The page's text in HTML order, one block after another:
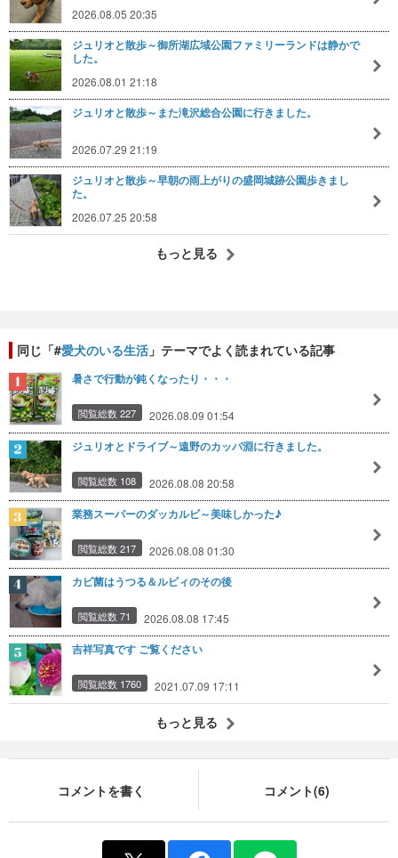
2026.08.05 20:35
ジュリオと散歩～御所湖広域公園ファミリーランドは静かで
した。
2026.08.01 21:18
ジュリオと散歩～また滝沢総合公園に行きました。
2026.07.29 21:19
ジュリオと散歩～早朝の雨上がりの盛岡城跡公園歩きまし
た。
2026.07.25 20:58
もっと見る
同じ「#愛犬のいる生活 」テーマでよく読まれている記事
暑さで行動が鈍くなったり・・・
閲覧総数 227 2026.08.09 01:54
ジュリオとドライブ～遠野のカッパ淵に行きました。
閲覧総数 108 2026.08.08 20:58
業務スーパーのダッカルビ～美味しかった♪
閲覧総数 217 2026.08.08 01:30
カビ菌はうつる＆ルビィのその後
閲覧総数 71 2026.08.08 17:45
吉祥写真です ご覧ください
閲覧総数 1760 2021.07.09 17:11
もっと見る
コメントを書く コメント(6)